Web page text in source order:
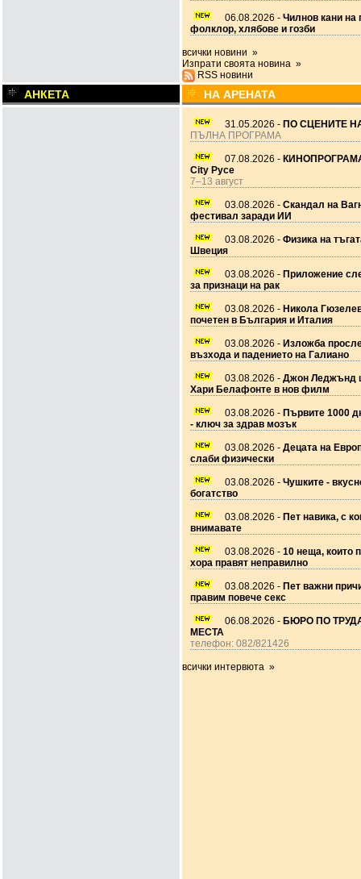
06.08.2026 - Чилнов кани на
фолклор, хлябове и гозби
всички новини »
Изпрати своята новина »
RSS новини
АНКЕТА НА АРЕНАТА
31.05.2026 - ПО СЦЕНИТЕ
ПЪЛНА ПРОГРАМА
07.08.2026 -
City Русе
7–13 август
03.08.2026 - Скандал на
фестивал заради ИИ
03.08.2026 - Физика на
Швеция
03.08.2026 - Приложение
за признаци на рак
03.08.2026 - Никола
почетен в България и Италия
03.08.2026 - Изложба
възхода и падението на Галиано
03.08.2026 - Джон Леджънд
Хари Белафонте в нов филм
03.08.2026 - Първите 1000
- ключ за здрав мозък
03.08.2026 - Децата на
слаби физически
03.08.2026 - Чушките -
богатство
03.08.2026 - Пет навика, с
внимавате
03.08.2026 - 10 неща, които
хора правят неправилно
03.08.2026 - Пет важни
правим повече секс
06.08.2026 - БЮРО ПО
МЕСТА
телефон: 082/821426
всички интервюта »